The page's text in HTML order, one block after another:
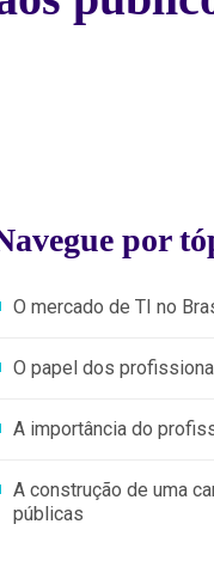
por
O mercado de TI no
O papel dos
A importância do
A construção de uma
públicas